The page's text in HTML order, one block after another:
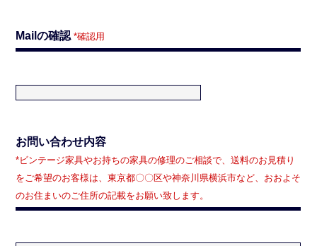
Mailの確認*確認用
お問い合わせ内容
*ビンテージ家具やお持ちの家具の修理のご相談で、送料のお見積り
をご希望のお客様は、東京都〇〇区や神奈川県横浜市など、おおよそ
のお住まいのご住所の記載をお願い致します。